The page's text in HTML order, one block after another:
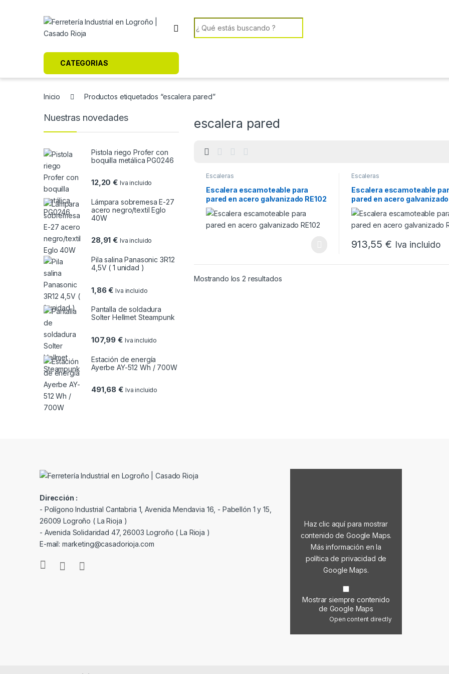
Search for:
CATEGORIAS
Inicio Productos etiquetados “escalera pared”
escalera pared
Escaleras
Escalera escamoteable para
pared en acero galvanizado RE102
Escaleras
Escalera escamoteable
pared en acero galvanizado
913,55 € Iva incluido
Este producto tiene múltiples
Mostrando los 2 resultadosOrdenado por popularidad
Nuestras novedades
Pistola riego Profer con
boquilla metálica PG0246
12,20€ Iva incluido
Lámpara sobremesa E-27
acero negro/textil Eglo
40W
28,91€ Iva incluido
Pila salina Panasonic 3R12
4,5V ( 1 unidad )
1,86€ Iva incluido
Pantalla de soldadura
Solter Hellmet Steampunk
107,99€ Iva incluido
Estación de energía
Ayerbe AY-512 Wh / 700W
491,68€ Iva incluido
Dirección :
- Polígono Industrial Cantabria 1, Avenida Mendavia 16, - Pabellón 1 y 15,
26009 Logroño ( La Rioja )
- Avenida Solidaridad 47, 26003 Logroño ( La Rioja )
E-mail: marketing@casadorioja.com
Haz clic aquí para mostrar
contenido de Google Maps.
Más información en la
política de privacidad de
Google Maps.
Mostrar siempre contenido
de Google Maps
Open content directly